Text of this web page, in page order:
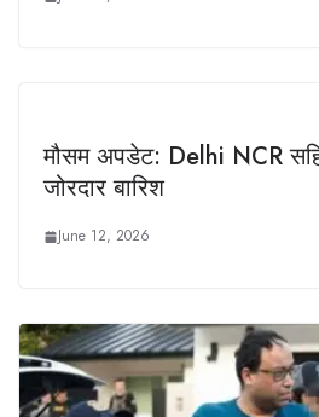
मौसम अपडेट: Delhi NCR
जोरदार बारिश
June 12, 2026